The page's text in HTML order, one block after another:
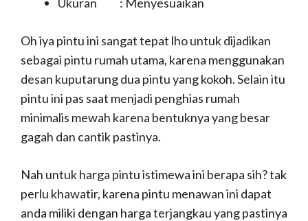
Oh iya pintu ini sangat tepat lho untuk dijadikan
sebagai pintu rumah utama, karena menggunakan
desan kuputarung dua pintu yang kokoh. Selain itu
pintu ini pas saat menjadi penghias rumah
minimalis mewah karena bentuknya yang besar
gagah dan cantik pastinya.
Nah untuk harga pintu istimewa ini berapa sih? tak
perlu khawatir, karena pintu menawan ini dapat
anda miliki dengan harga terjangkau yang pastinya